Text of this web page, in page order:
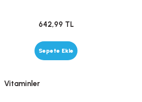
642,99 TL
Sepete Ekle
Vitaminler